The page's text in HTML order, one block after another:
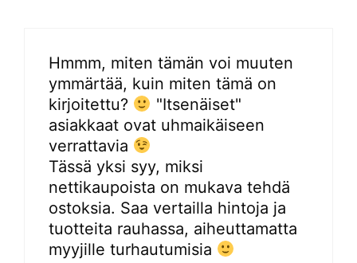
Hmmm, miten tämän voi muuten
ymmärtää, kuin miten tämä on
kirjoitettu?
"Itsenäiset"
asiakkaat ovat uhmaikäiseen
verrattavia
Tässä yksi syy, miksi
nettikaupoista on mukava tehdä
ostoksia. Saa vertailla hintoja ja
tuotteita rauhassa, aiheuttamatta
myyjille turhautumisia